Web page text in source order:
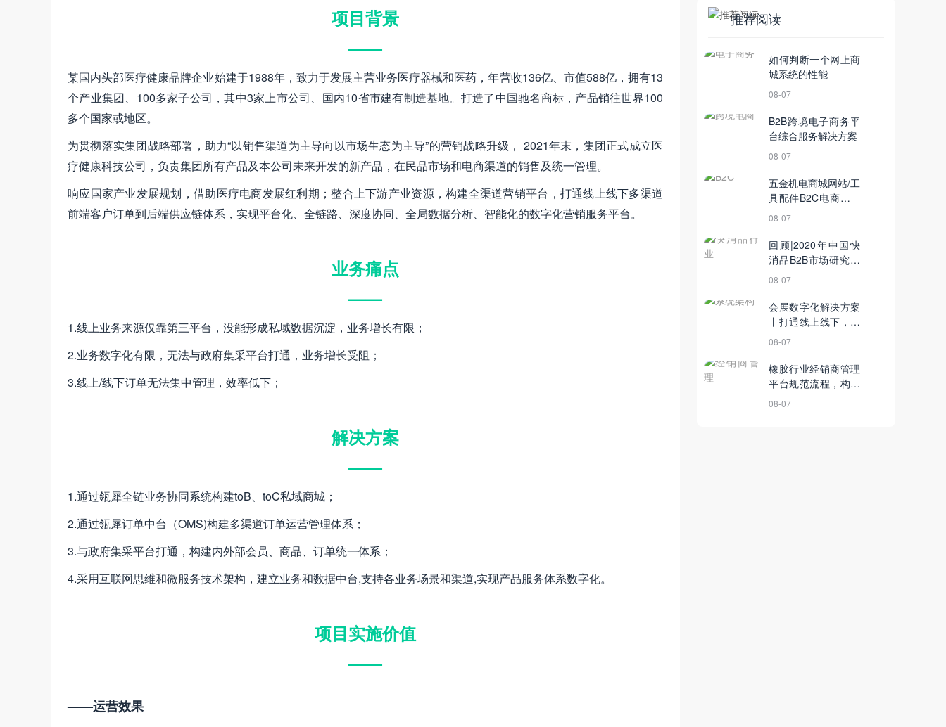
项目背景
——
某国内头部医疗健康品牌企业始建于1988年，致力于发展主营业务医疗器械和医药，年营收136亿、市值588亿，拥有13
个产业集团、100多家子公司，其中3家上市公司、国内10省市建有制造基地。打造了中国驰名商标，产品销往世界100
多个国家或地区。
为贯彻落实集团战略部署，助力“以销售渠道为主导向以市场生态为主导”的营销战略升级， 2021年末，集团正式成立医
疗健康科技公司，负责集团所有产品及本公司未来开发的新产品，在民品市场和电商渠道的销售及统一管理。
响应国家产业发展规划，借助医疗电商发展红利期；整合上下游产业资源，构建全渠道营销平台，打通线上线下多渠道
前端客户订单到后端供应链体系，实现平台化、全链路、深度协同、全局数据分析、智能化的数字化营销服务平台。
业务痛点
——
1.线上业务来源仅靠第三平台，没能形成私域数据沉淀，业务增长有限；
2.业务数字化有限，无法与政府集采平台打通，业务增长受阻；
3.线上/线下订单无法集中管理，效率低下；
解决方案
——
1.通过瓴犀全链业务协同系统构建toB、toC私域商城；
2.通过瓴犀订单中台（OMS)构建多渠道订单运营管理体系；
3.与政府集采平台打通，构建内外部会员、商品、订单统一体系；
4.采用互联网思维和微服务技术架构，建立业务和数据中台,支持各业务场景和渠道,实现产品服务体系数字化。
项目实施价值
——
——运营效果
推荐阅读
如何判断一个网上商
城系统的性能
08-07
B2B跨境电子商务平
台综合服务解决方案
08-07
五金机电商城网站/工
具配件B2C电商平台
建设开发策划方案！
08-07
回顾|2020年中国快
消品B2B市场研究报
告
08-07
会展数字化解决方案
丨打通线上线下，有
效提升企业活动ROI
08-07
橡胶行业经销商管理
平台规范流程，构建
经销商评级体系
08-07